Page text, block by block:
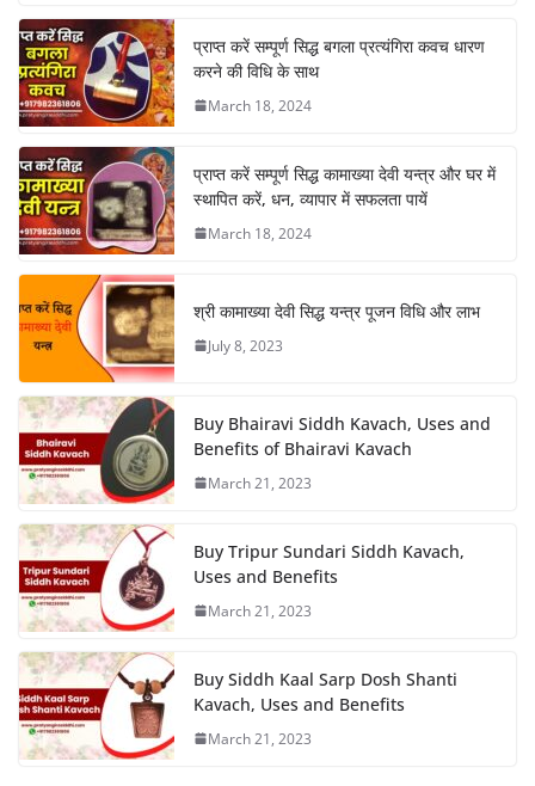
प्राप्त करें सम्पूर्ण सिद्ध बगला प्रत्यंगिरा कवच धारण
करने की विधि के साथ
March 18, 2024
प्राप्त करें सम्पूर्ण सिद्ध कामाख्या देवी यन्त्र और घर में
स्थापित करें, धन, व्यापार में सफलता पायें
March 18, 2024
श्री कामाख्या देवी सिद्ध यन्त्र पूजन विधि और लाभ
July 8, 2023
Buy Bhairavi Siddh Kavach, Uses and
Benefits of Bhairavi Kavach
March 21, 2023
Buy Tripur Sundari Siddh Kavach,
Uses and Benefits
March 21, 2023
Buy Siddh Kaal Sarp Dosh Shanti
Kavach, Uses and Benefits
March 21, 2023